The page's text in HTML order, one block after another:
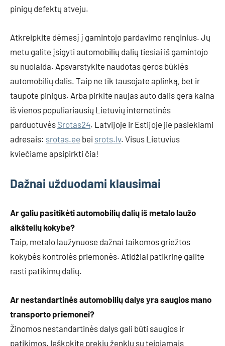
pinigų defektų atveju.
Atkreipkite dėmesį į gamintojo pardavimo renginius. Jų
metu galite įsigyti automobilių dalių tiesiai iš gamintojo
su nuolaida. Apsvarstykite naudotas geros būklės
automobilių dalis. Taip ne tik tausojate aplinką, bet ir
taupote pinigus. Arba pirkite naujas auto dalis gera kaina
iš vienos populiariausių Lietuvių internetinės
parduotuvės Srotas24. Latvijoje ir Estijoje jie pasiekiami
adresais: srotas.ee bei srots.lv. Visus Lietuvius
kviečiame apsipirkti čia!
Dažnai užduodami klausimai
Ar galiu pasitikėti automobilių dalių iš metalo laužo
aikštelių kokybe?
Taip, metalo laužynuose dažnai taikomos griežtos
kokybės kontrolės priemonės. Atidžiai patikrinę galite
rasti patikimų dalių.
Ar nestandartinės automobilių dalys yra saugios mano
transporto priemonei?
Žinomos nestandartinės dalys gali būti saugios ir
patikimos. Ieškokite prekių ženklų su teigiamais